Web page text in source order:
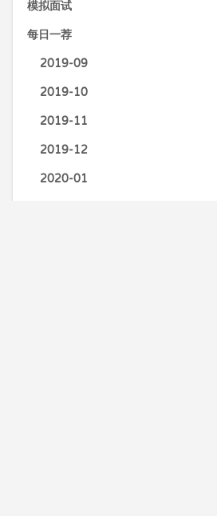
模拟面试
每日一荐
2019-09
2019-10
2019-11
2019-12
2020-01